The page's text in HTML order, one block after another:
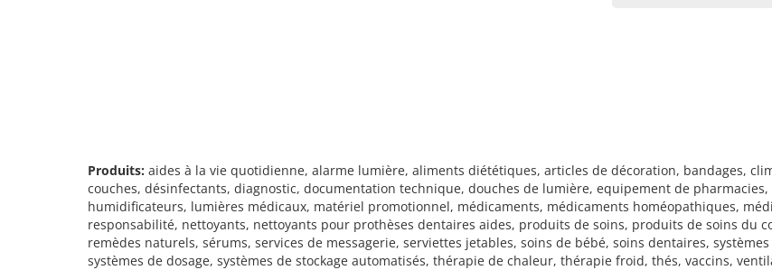
Produits: aides à la vie quotidienne, alarme lumière, aliments diététiques, articles de décoration, bandages,
couches, désinfectants, diagnostic, documentation technique, douches de lumière, equipement de
humidificateurs, lumières médicaux, matériel promotionnel, médicaments, médicaments homéopathiques,
responsabilité, nettoyants, nettoyants pour prothèses dentaires aides, produits de soins, produits de soins du
remèdes naturels, sérums, services de messagerie, serviettes jetables, soins de bébé, soins dentaires,
systèmes de dosage, systèmes de stockage automatisés, thérapie de chaleur, thérapie froid, thés, vaccins,